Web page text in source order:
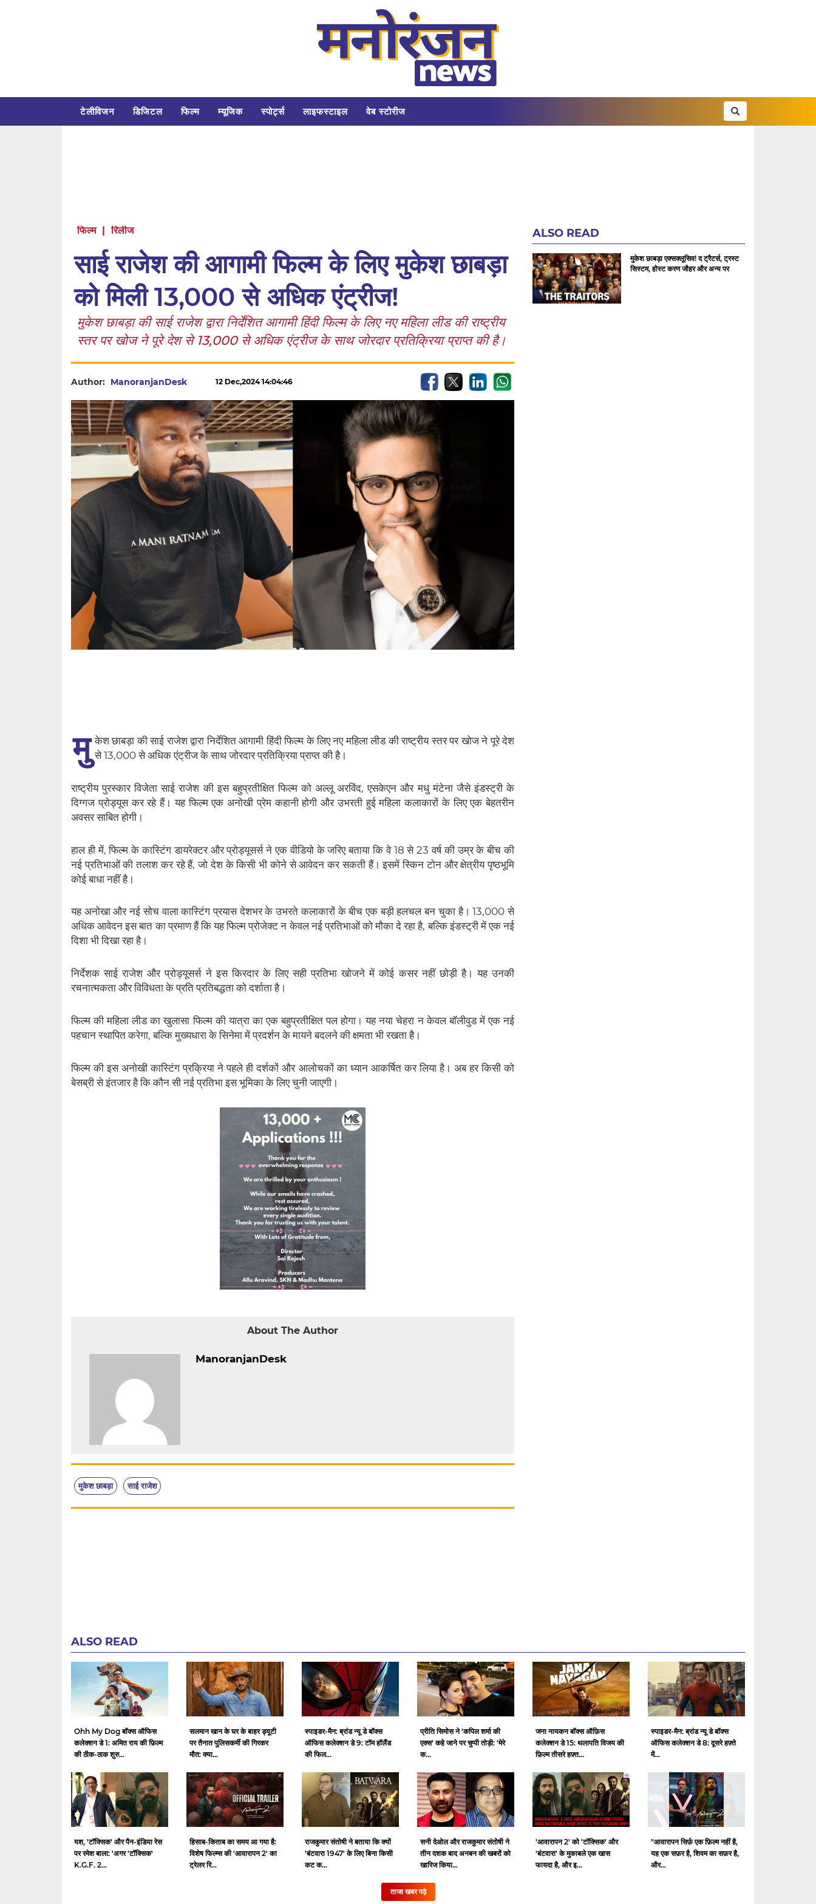
टेलीविजन डिजिटल फिल्म म्यूजिक स्पोर्ट्स लाइफस्टाइल वेब स्टोरीज
फिल्म | रिलीज
साई राजेश की आगामी फिल्म के लिए मुकेश छाबड़ा
को मिली 13,000 से अधिक एंट्रीज!
मुकेश छाबड़ा की साई राजेश द्वारा निर्देशित आगामी हिंदी फिल्म के लिए नए महिला लीड की राष्ट्रीय
स्तर पर खोज ने पूरे देश से 13,000 से अधिक एंट्रीज के साथ जोरदार प्रतिक्रिया प्राप्त की है।
Author: ManoranjanDesk 12 Dec,2024 14:04:46
मु केश छाबड़ा की साई राजेश द्वारा निर्देशित आगामी हिंदी फिल्म के लिए नए महिला लीड की राष्ट्रीय स्तर पर खोज ने पूरे देश
से 13,000 से अधिक एंट्रीज के साथ जोरदार प्रतिक्रिया प्राप्त की है।
राष्ट्रीय पुरस्कार विजेता साई राजेश की इस बहुप्रतीक्षित फिल्म को अल्लू अरविंद, एसकेएन और मधु मंटेना जैसे इंडस्ट्री के
दिग्गज प्रोड्यूस कर रहे हैं। यह फिल्म एक अनोखी प्रेम कहानी होगी और उभरती हुई महिला कलाकारों के लिए एक बेहतरीन
अवसर साबित होगी।
हाल ही में, फिल्म के कास्टिंग डायरेक्टर और प्रोड्यूसर्स ने एक वीडियो के जरिए बताया कि वे 18 से 23 वर्ष की उम्र के बीच की
नई प्रतिभाओं की तलाश कर रहे हैं, जो देश के किसी भी कोने से आवेदन कर सकती हैं। इसमें स्किन टोन और क्षेत्रीय पृष्ठभूमि
कोई बाधा नहीं है।
यह अनोखा और नई सोच वाला कास्टिंग प्रयास देशभर के उभरते कलाकारों के बीच एक बड़ी हलचल बन चुका है। 13,000 से
अधिक आवेदन इस बात का प्रमाण हैं कि यह फिल्म प्रोजेक्ट न केवल नई प्रतिभाओं को मौका दे रहा है, बल्कि इंडस्ट्री में एक नई
दिशा भी दिखा रहा है।
निर्देशक साई राजेश और प्रोड्यूसर्स ने इस किरदार के लिए सही प्रतिभा खोजने में कोई कसर नहीं छोड़ी है। यह उनकी
रचनात्मकता और विविधता के प्रति प्रतिबद्धता को दर्शाता है।
फिल्म की महिला लीड का खुलासा फिल्म की यात्रा का एक बहुप्रतीक्षित पल होगा। यह नया चेहरा न केवल बॉलीवुड में एक नई
पहचान स्थापित करेगा, बल्कि मुख्यधारा के सिनेमा में प्रदर्शन के मायने बदलने की क्षमता भी रखता है।
फिल्म की इस अनोखी कास्टिंग प्रक्रिया ने पहले ही दर्शकों और आलोचकों का ध्यान आकर्षित कर लिया है। अब हर किसी को
बेसब्री से इंतजार है कि कौन सी नई प्रतिभा इस भूमिका के लिए चुनी जाएगी।
About The Author
ManoranjanDesk
मुकेश छाबड़ा साई राजेश
ALSO READ
मुकेश छाबड़ा एक्सक्लूसिव! द ट्रैटर्स, ट्रस्ट
सिस्टम, होस्ट करण जौहर और अन्य पर
ALSO READ
Ohh My Dog बॉक्स ऑफिस
कलेक्शन डे 1: अमित राय की फ़िल्म
की ठीक-ठाक शुरु...
सलमान खान के घर के बाहर ड्यूटी
पर तैनात पुलिसकर्मी की गिरकर
मौत: क्या...
स्पाइडर-मैन: ब्रांड न्यू डे बॉक्स
ऑफिस कलेक्शन डे 9: टॉम हॉलैंड
की फिल...
प्रीति सिमोस ने 'कपिल शर्मा की
एक्स' कहे जाने पर चुप्पी तोड़ी: 'मेरे
क...
जना नायकन बॉक्स ऑफ़िस
कलेक्शन डे 15: थलापति विजय की
फ़िल्म तीसरे हफ़्त...
स्पाइडर-मैन: ब्रांड न्यू डे बॉक्स
ऑफिस कलेक्शन डे 8: दूसरे हफ़्ते
में...
यश, 'टॉक्सिक' और पैन-इंडिया रेस
पर रमेश बाला: 'अगर 'टॉक्सिक'
K.G.F. 2...
हिसाब-किताब का समय आ गया है:
विशेष फिल्म्स की 'आवारापन 2' का
ट्रेलर रि...
राजकुमार संतोषी ने बताया कि क्यों
'बंटवारा 1947' के लिए बिना किसी
कट क...
सनी देओल और राजकुमार संतोषी ने
तीन दशक बाद अनबन की खबरों को
खारिज किया...
'आवारापन 2' को 'टॉक्सिक' और
'बंटवारा' के मुकाबले एक खास
फायदा है, और इ...
"आवारापन सिर्फ़ एक फ़िल्म नहीं है,
यह एक सफ़र है, शिवम का सफ़र है,
और...
ताजा खबर पढ़े